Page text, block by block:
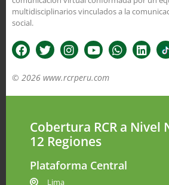
multidisciplinarios vinculados a la
social.
© 2026 www.rcrperu.com
Cobertura RCR a Nivel
12 Regiones
Plataforma Central
Lima